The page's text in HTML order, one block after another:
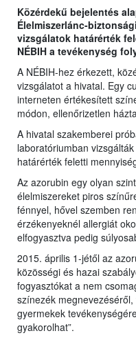
Közérdekű bejelentés
Élelmiszerlánc-
vizsgálatok határérték
NÉBIH a tevékenység
A NÉBIH-hez érkezett,
vizsgálatot a hivatal. Egy
interneten értékesített
módon, ellenőrizetlen
A hivatal szakemberei
laboratóriumban
határérték feletti
Az azorubin egy olyan
élelmiszereket piros
fénnyel, hővel szemben
érzékenyeknél allergiát
elfogyasztva pedig
2015. április 1-jétől az
közösségi és hazai
fogyasztókat a nem
színezék
gyermekek
gyakorolhat”.